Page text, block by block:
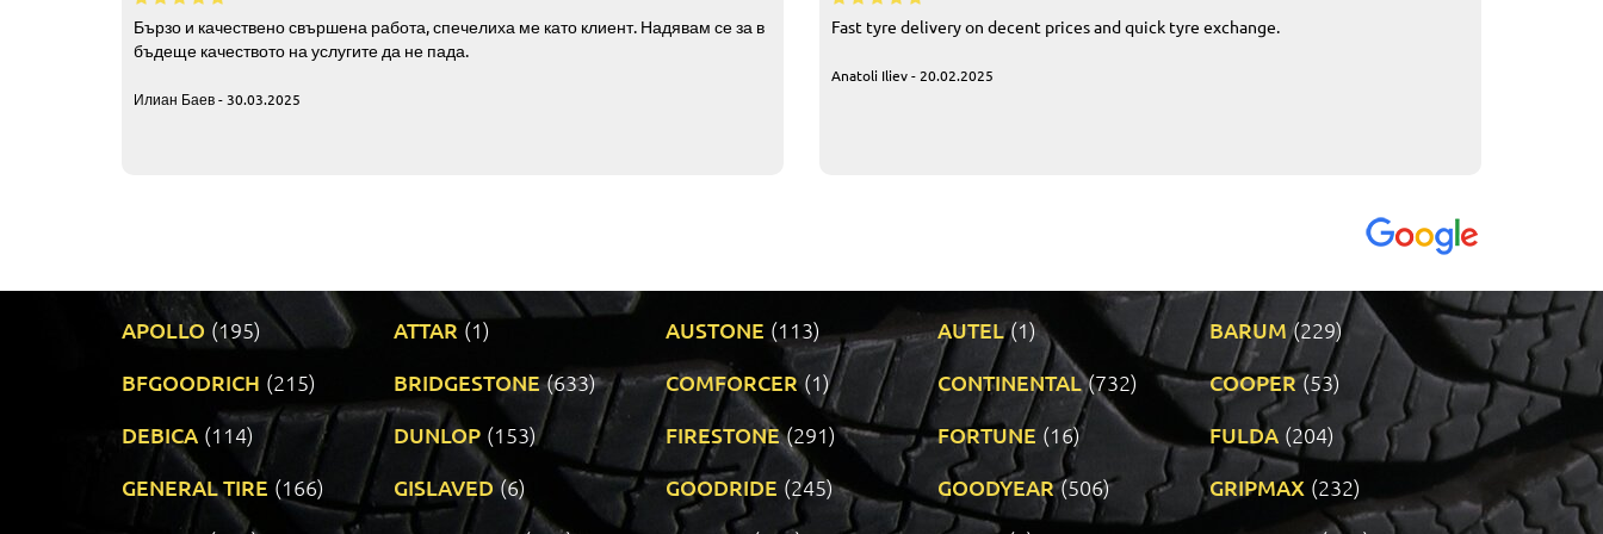
Бързо и качествено свършена работа, спечелиха ме като клиент. Надявам се за в
бъдеще качеството на услугите да не пада.
Илиан Баев - 30.03.2025
Fast tyre delivery on decent prices and quick tyre exchange.
Anatoli Iliev - 20.02.2025
APOLLO (195) ATTAR (1) AUSTONE (113) AUTEL (1) BARUM (229)
BFGOODRICH (215) BRIDGESTONE (633) COMFORCER (1) CONTINENTAL (732) COOPER (53)
DEBICA (114) DUNLOP (153) FIRESTONE (291) FORTUNE (16) FULDA (204)
GENERAL TIRE (166) GISLAVED (6) GOODRIDE (245) GOODYEAR (506) GRIPMAX (232)